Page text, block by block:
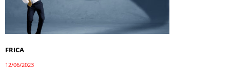
FRICA
12/06/2023